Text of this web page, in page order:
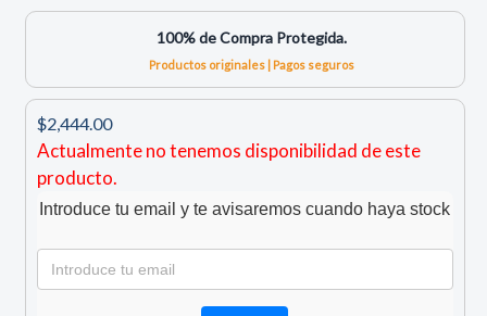
100% de Compra Protegida.
Productos originales | Pagos seguros
$2,444.00
Actualmente no tenemos disponibilidad de este
producto.
Introduce tu email y te avisaremos cuando haya stock